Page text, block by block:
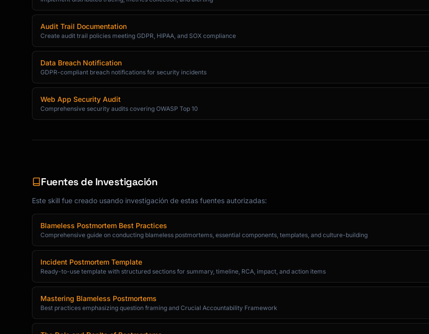
Audit Trail Documentation
Create audit trail policies meeting GDPR, HIPAA, and SOX compliance
Data Breach Notification
GDPR-compliant breach notifications for security incidents
Web App Security Audit
Comprehensive security audits covering OWASP Top 10
Fuentes de Investigación
Este skill fue creado usando investigación de estas fuentes autorizadas:
Blameless Postmortem Best Practices
Comprehensive guide on conducting blameless postmortems, essential components, templates, and culture-building
Incident Postmortem Template
Ready-to-use template with structured sections for summary, timeline, RCA, impact, and action items
Mastering Blameless Postmortems
Best practices emphasizing question framing and Crucial Accountability Framework